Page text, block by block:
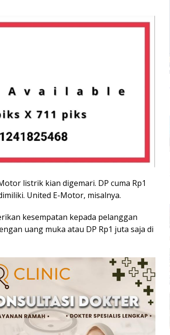
listrik kian digemari. DP cuma Rp1
United E-Motor, misalnya.
kesempatan kepada pelanggan
uang muka atau DP Rp1 juta saja di